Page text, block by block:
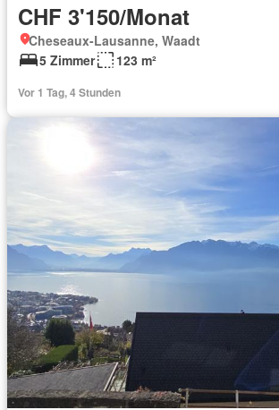
CHF 3'150/Monat
Cheseaux-Lausanne, Waadt
5 Zimmer
123 m²
Vor 1 Tag, 4 Stunden